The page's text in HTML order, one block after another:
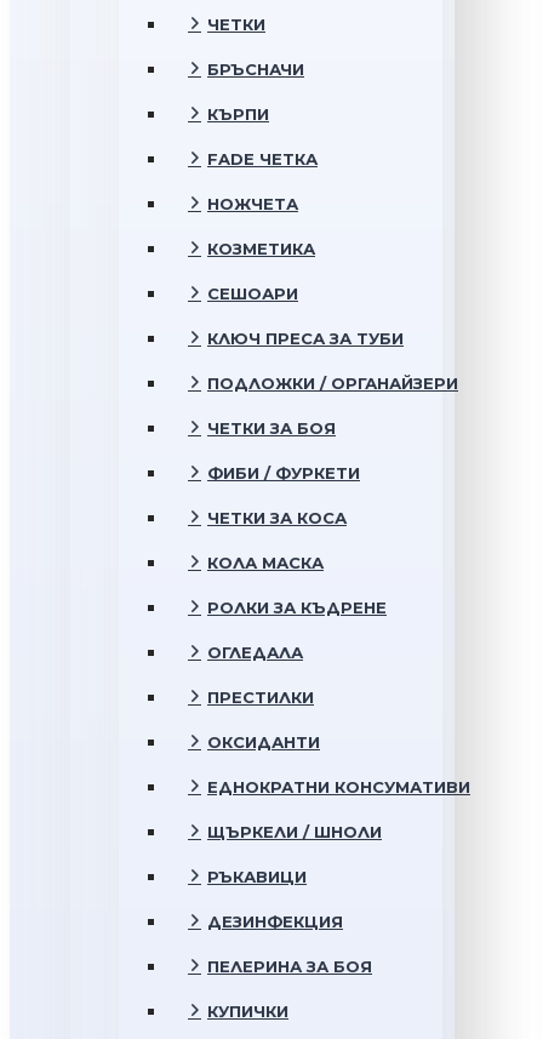
ЧЕТКИ
БРЪСНАЧИ
КЪРПИ
FADE ЧЕТКА
НОЖЧЕТА
КОЗМЕТИКА
СЕШОАРИ
КЛЮЧ ПРЕСА ЗА ТУБИ
ПОДЛОЖКИ / ОРГАНАЙЗЕРИ
ЧЕТКИ ЗА БОЯ
ФИБИ / ФУРКЕТИ
ЧЕТКИ ЗА КОСА
КОЛА МАСКА
РОЛКИ ЗА КЪДРЕНЕ
ОГЛЕДАЛА
ПРЕСТИЛКИ
ОКСИДАНТИ
ЕДНОКРАТНИ КОНСУМАТИВИ
ЩЪРКЕЛИ / ШНОЛИ
РЪКАВИЦИ
ДЕЗИНФЕКЦИЯ
ПЕЛЕРИНА ЗА БОЯ
КУПИЧКИ